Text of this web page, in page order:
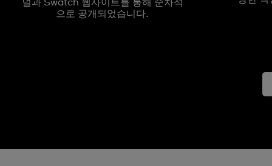
널과 Swatch 웹사이트를 통해 순차적
으로 공개되었습니다.